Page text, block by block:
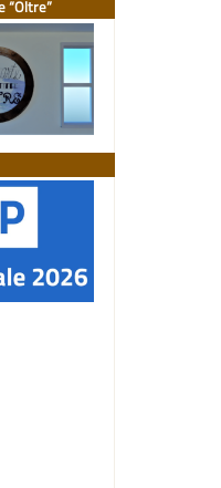
“Oltre”